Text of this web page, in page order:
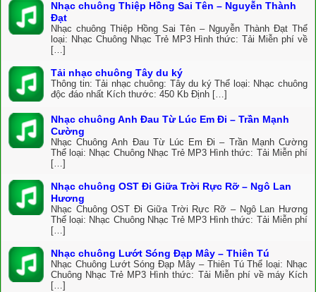
Nhạc chuông Thiệp Hồng Sai Tên – Nguyễn Thành
Đạt
Nhạc chuông Thiệp Hồng Sai Tên – Nguyễn Thành Đạt Thể
loại: Nhạc Chuông Nhạc Trẻ MP3 Hình thức: Tải Miễn phí về
[…]
Tải nhạc chuông Tây du ký
Thông tin: Tải nhạc chuông: Tây du ký Thể loại: Nhạc chuông
độc đáo nhất Kích thước: 450 Kb Định […]
Nhạc chuông Anh Đau Từ Lúc Em Đi – Trần Mạnh
Cường
Nhạc Chuông Anh Đau Từ Lúc Em Đi – Trần Mạnh Cường
Thể loại: Nhạc Chuông Nhạc Trẻ MP3 Hình thức: Tải Miễn phí
[…]
Nhạc chuông OST Đi Giữa Trời Rực Rỡ – Ngô Lan
Hương
Nhạc Chuông OST Đi Giữa Trời Rực Rỡ – Ngô Lan Hương
Thể loại: Nhạc Chuông Nhạc Trẻ MP3 Hình thức: Tải Miễn phí
[…]
Nhạc chuông Lướt Sóng Đạp Mây – Thiên Tú
Nhạc Chuông Lướt Sóng Đạp Mây – Thiên Tú Thể loại: Nhạc
Chuông Nhạc Trẻ MP3 Hình thức: Tải Miễn phí về máy Kích
[…]